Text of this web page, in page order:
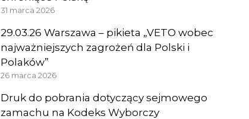
31 marca 2026
29.03.26 Warszawa – pikieta „VETO wobec
najważniejszych zagrożeń dla Polski i
Polaków”
26 marca 2026
Druk do pobrania dotyczący sejmowego
zamachu na Kodeks Wyborczy